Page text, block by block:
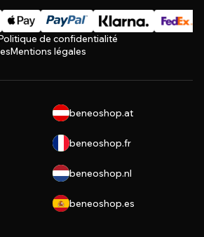
de confidentialité
Mentions légales
beneoshop.at
beneoshop.fr
beneoshop.nl
beneoshop.es